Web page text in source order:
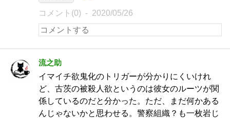
コメント(0) 2020/05/26
流之助
イマイチ欲鬼化のトリガーが分かりにくいけれ
ど、古茨の被殺人欲というのは彼女のルーツが関
係しているのだと分かった。ただ、まだ何かある
んじゃないかと思わせる。警察組織？も一枚岩じ